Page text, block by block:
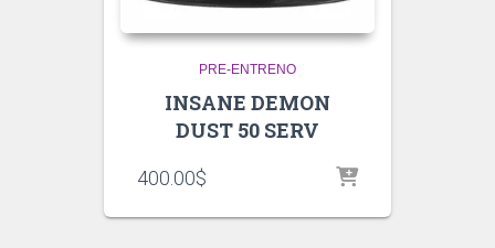
PRE-ENTRENO
INSANE DEMON
DUST 50 SERV
400.00$